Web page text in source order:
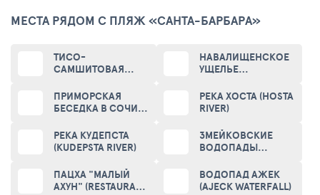
МЕСТА РЯДОМ С ПЛЯЖ «САНТА-БАРБАРА»
ТИСО-
САМШИТОВАЯ
GROVE)
НАВАЛИЩЕНСКОЕ
УЩЕЛЬЕ
GORGE)
ПРИМОРСКАЯ
БЕСЕДКА В СОЧИ
SOCHI)
РЕКА ХОСТА (HOSTA
RIVER)
РЕКА КУДЕПСТА
(KUDEPSTA RIVER)
ЗМЕЙКОВСКИЕ
ВОДОПАДЫ
WATERFALLS)
ПАЦХА "МАЛЫЙ
АХУН" (RESTAURANT
ВОДОПАД АЖЕК
(AJECK WATERFALL)